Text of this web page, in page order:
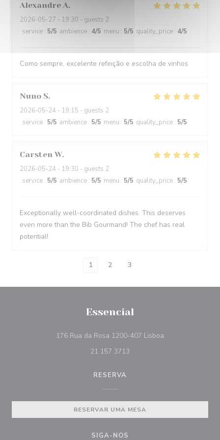
Alexandre A
2026-05-27 - 19:30 - guests 2
service : 5/5 ambience : 4/5 menu : 5/5 quality_price : 4/5
Como sempre, excelente refeição e escolha de vinhos
Nuno S
2026-05-24 - 19:15 - guests 2
service : 5/5 ambience : 5/5 menu : 5/5 quality_price : 5/5
Carsten W
2026-05-24 - 19:30 - guests 2
service : 5/5 ambience : 5/5 menu : 5/5 quality_price : 5/5
Exceptionally well-coordinated dishes. This deserves
even more than the Bib Gourmand! The chef has real
potential!
1 2 3
Essencial
176 Rua da Rosa 1200-407 Lisboa
21 157 3713
RESERVA
RESERVAR UMA MESA
SIGA-NOS